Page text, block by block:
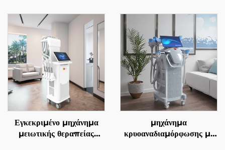
δέρματος, αναδιαμόρφωση
σώματος και
αντιμετώπιση γήρανσης
MMDSAP
Εγκεκριμένο μηχάνημα
μειωτικής θεραπείας
μηχάνημα
κρυοαναδιαμόρφωσης με